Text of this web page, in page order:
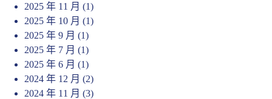
2025 年 11 月 (1)
2025 年 10 月 (1)
2025 年 9 月 (1)
2025 年 7 月 (1)
2025 年 6 月 (1)
2024 年 12 月 (2)
2024 年 11 月 (3)